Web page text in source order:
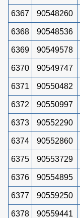
6367 90548260
6368 90548536
6369 90549578
6370 90549747
6371 90550482
6372 90550997
6373 90552290
6374 90552860
6375 90553729
6376 90554895
6377 90559250
6378 90559441